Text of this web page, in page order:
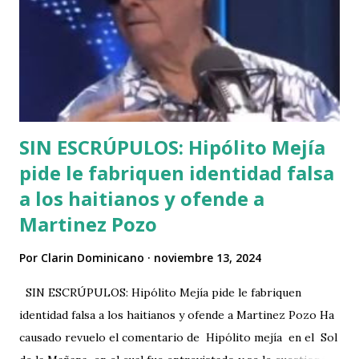
SIN ESCRÚPULOS: Hipólito Mejía
pide le fabriquen identidad falsa
a los haitianos y ofende a
Martinez Pozo
Por Clarin Dominicano noviembre 13, 2024
SIN ESCRÚPULOS: Hipólito Mejía pide le fabriquen
identidad falsa a los haitianos y ofende a Martinez Pozo Ha
causado revuelo el comentario de Hipólito mejía en el Sol